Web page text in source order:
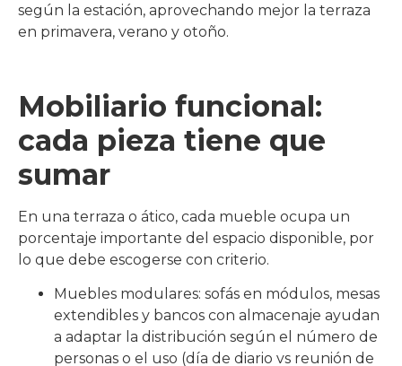
según la estación, aprovechando mejor la terraza
en primavera, verano y otoño.
Mobiliario funcional:
cada pieza tiene que
sumar
En una terraza o ático, cada mueble ocupa un
porcentaje importante del espacio disponible, por
lo que debe escogerse con criterio.
Muebles modulares: sofás en módulos, mesas
extendibles y bancos con almacenaje ayudan
a adaptar la distribución según el número de
personas o el uso (día de diario vs reunión de